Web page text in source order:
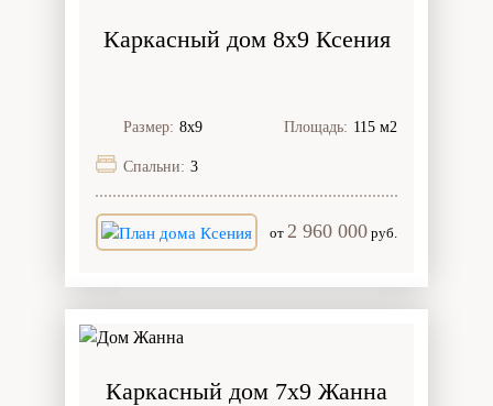
Каркасный дом 8х9 Ксения
Размер: 8х9 Площадь: 115 м2
Спальни: 3
от 2 960 000 руб.
Каркасный дом 7х9 Жанна